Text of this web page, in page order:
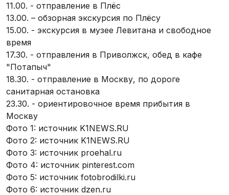
11.00. - отправление в Плёс
13.00. – обзорная экскурсия по Плёсу
15.00. - экскурсия в музее Левитана и свободное
время
17.30. - отправления в Приволжск, обед в кафе
"Потапыч"
18.30. - отправление в Москву, по дороге
санитарная остановка
23.30. - ориентировочное время прибытия в
Москву
Фото 1: источник K1NEWS.RU
Фото 2: источник K1NEWS.RU
Фото 3: источник proehal.ru
Фото 4: источник pinterest.com
Фото 5: источник fotobrodilki.ru
Фото 6: источник dzen.ru